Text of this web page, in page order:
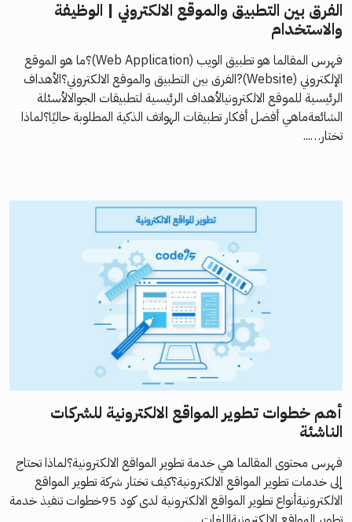
الفرق بين التطبيق والموقع الالكتروني | الوظيفة
والاستخدام
فهرس المقالما هو تطبيق الويب (Web Application)؟ما هو الموقع
الإلكتروني (Website)?الفرق بين التطبيق والموقع الالكتروني؟الأهداف
الرئيسية للموقع الالكترونيالأهداف الرئيسية لتطبيقات الجوالالأسئلة
الشائعةماهي أفضل أفكار تطبيقات الهواتف الذكية المطلوبة حاليًا؟لماذا
تختار…...
أهم خطوات تطوير المواقع الالكترونية للشركات
الناشئة
فهرس محتوى المقالما هي خدمة تطوير المواقع الالكترونية؟لماذا تحتاج
إلى خدمات تطوير المواقع الالكترونية؟كيف تختار شركة تطوير المواقع
الالكترونيةأنواع تطوير المواقع الالكترونية لدى كود 95خطوات تنفيذ خدمة